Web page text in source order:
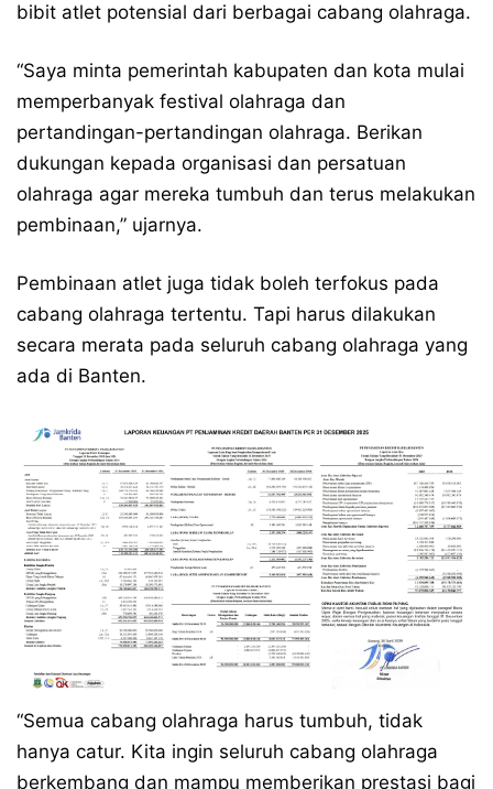
bibit atlet potensial dari berbagai cabang olahraga.
“Saya minta pemerintah kabupaten dan kota mulai
memperbanyak festival olahraga dan
pertandingan-pertandingan olahraga. Berikan
dukungan kepada organisasi dan persatuan
olahraga agar mereka tumbuh dan terus melakukan
pembinaan,” ujarnya.
Pembinaan atlet juga tidak boleh terfokus pada
cabang olahraga tertentu. Tapi harus dilakukan
secara merata pada seluruh cabang olahraga yang
ada di Banten.
“Semua cabang olahraga harus tumbuh, tidak
hanya catur. Kita ingin seluruh cabang olahraga
berkembang dan mampu memberikan prestasi bagi